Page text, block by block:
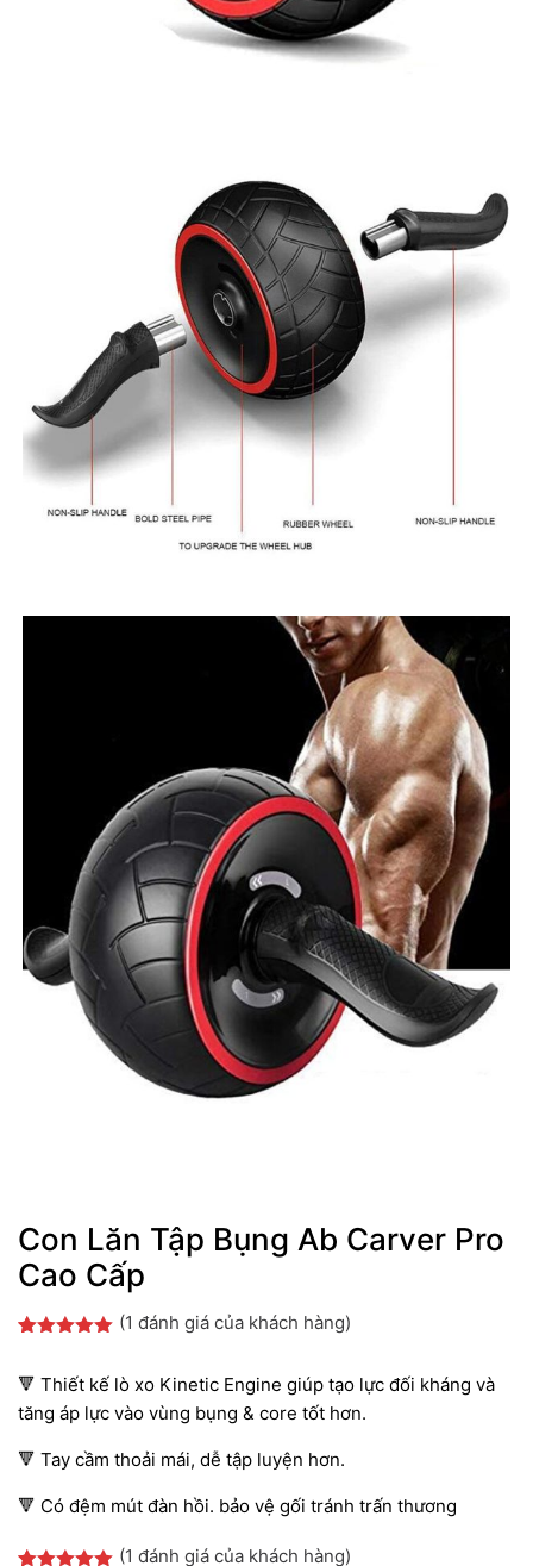
Con Lăn Tập Bụng Ab Carver Pro
Cao Cấp
đánh giá
(1 đánh giá của khách hàng)
🔻 Thiết kế lò xo Kinetic Engine giúp tạo lực đối kháng và
tăng áp lực vào vùng bụng & core tốt hơn.
🔻 Tay cầm thoải mái, dễ tập luyện hơn.
🔻 Có đệm mút đàn hồi. bảo vệ gối tránh trấn thương
(1 đánh giá của khách hàng)